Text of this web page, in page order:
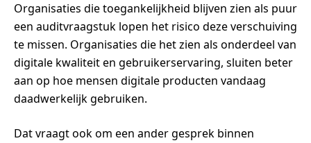
Organisaties die toegankelijkheid blijven zien als puur
een auditvraagstuk lopen het risico deze verschuiving
te missen. Organisaties die het zien als onderdeel van
digitale kwaliteit en gebruikerservaring, sluiten beter
aan op hoe mensen digitale producten vandaag
daadwerkelijk gebruiken.
Dat vraagt ook om een ander gesprek binnen